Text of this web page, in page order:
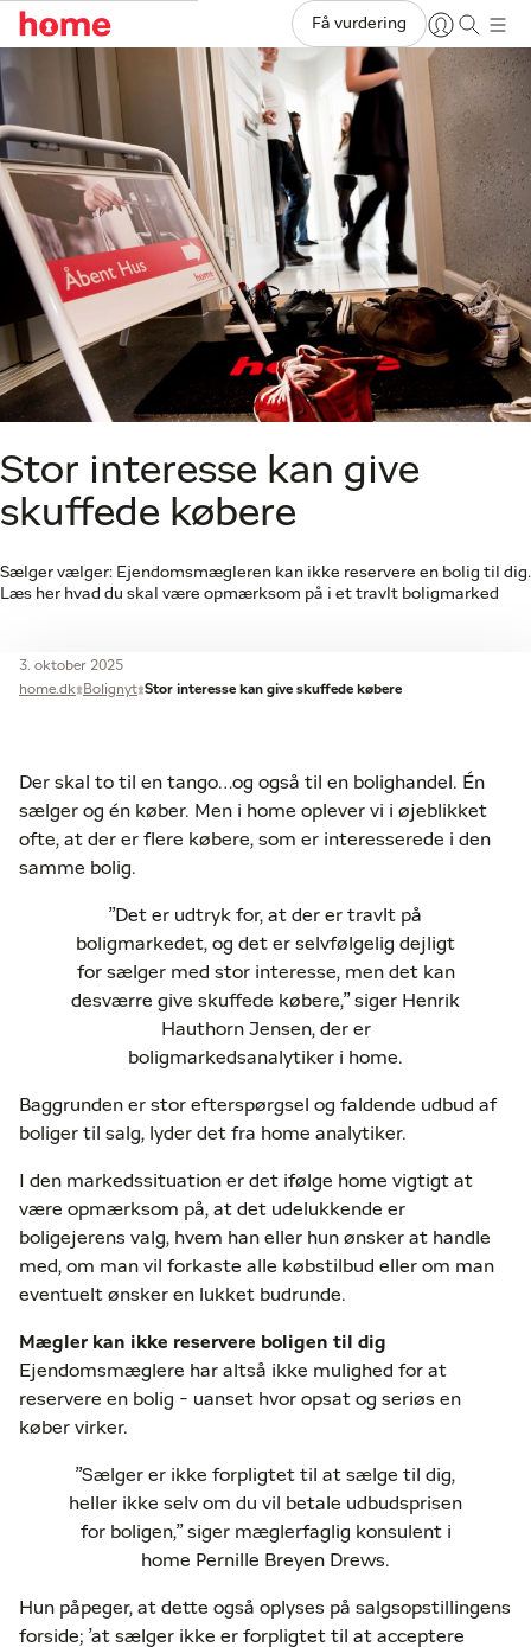
Få vurdering
Stor interesse kan give
skuffede købere
Sælger vælger: Ejendomsmægleren kan ikke reservere en bolig til dig.
Læs her hvad du skal være opmærksom på i et travlt boligmarked
home.dk Bolignyt Stor interesse kan give skuffede købere
3. oktober 2025
Der skal to til en tango…og også til en bolighandel. Én
sælger og én køber. Men i home oplever vi i øjeblikket
ofte, at der er flere købere, som er interesserede i den
samme bolig.
”Det er udtryk for, at der er travlt på
boligmarkedet, og det er selvfølgelig dejligt
for sælger med stor interesse, men det kan
desværre give skuffede købere,” siger Henrik
Hauthorn Jensen, der er
boligmarkedsanalytiker i home.
Baggrunden er stor efterspørgsel og faldende udbud af
boliger til salg, lyder det fra home analytiker.
I den markedssituation er det ifølge home vigtigt at
være opmærksom på, at det udelukkende er
boligejerens valg, hvem han eller hun ønsker at handle
med, om man vil forkaste alle købstilbud eller om man
eventuelt ønsker en lukket budrunde.
Mægler kan ikke reservere boligen til dig
Ejendomsmæglere har altså ikke mulighed for at
reservere en bolig - uanset hvor opsat og seriøs en
køber virker.
”Sælger er ikke forpligtet til at sælge til dig,
heller ikke selv om du vil betale udbudsprisen
for boligen,” siger mæglerfaglig konsulent i
home Pernille Breyen Drews.
Hun påpeger, at dette også oplyses på salgsopstillingens
forside; ’at sælger ikke er forpligtet til at acceptere